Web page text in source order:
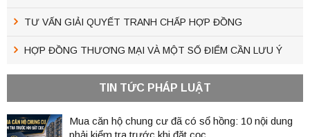
TƯ VẤN GIẢI QUYẾT TRANH CHẤP HỢP ĐỒNG
HỢP ĐỒNG THƯƠNG MẠI VÀ MỘT SỐ ĐIỂM CẦN LƯU Ý
TIN TỨC PHÁP LUẬT
Mua căn hộ chung cư đã có sổ hồng: 10 nội dung
phải kiểm tra trước khi đặt cọc